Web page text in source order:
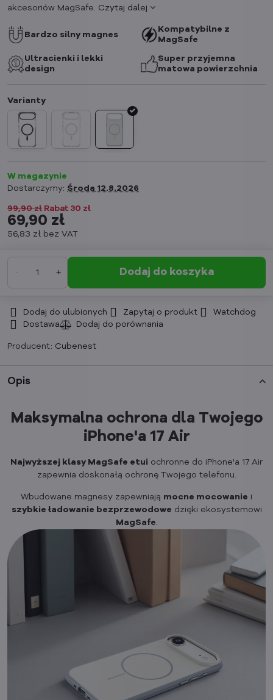
akcesoriów MagSafe. Czytaj dalej
Bardzo silny magnes
Kompatybilne z
MagSafe
Ultracienki i lekki
design
Super przyjemna
matowa powierzchnia
W magazynie
Dostarczymy: Środa 12.8.2026
99,90 zł Rabat 30 zł
69,90 zł
56,83 zł bez VAT
Dodaj do koszyka
Dodaj do ulubionych Zapytaj o produkt
Watchdog
Dostawa
Producent: Cubenest
Opis
Maksymalna ochrona dla Twojego
iPhone'a 17 Air
Najwyższej klasy MagSafe etui ochronne do iPhone'a 17 Air
zapewnia doskonałą ochronę Twojego telefonu.
Wbudowane magnesy zapewniają mocne mocowanie i
szybkie ładowanie bezprzewodowe dzięki ekosystemowi
MagSafe.